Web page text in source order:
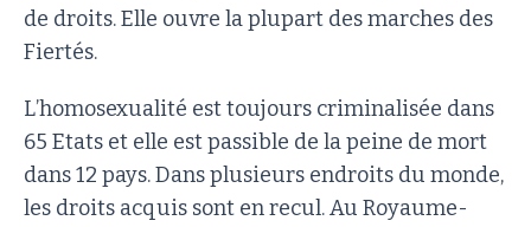
de droits. Elle ouvre la plupart des marches des
Fiertés.
L’homosexualité est toujours criminalisée dans
65 Etats et elle est passible de la peine de mort
dans 12 pays. Dans plusieurs endroits du monde,
les droits acquis sont en recul. Au Royaume-